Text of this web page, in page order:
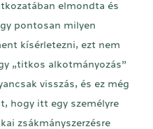
elmondta és
pontosan milyen
kísérletezni, ezt nem
„titkos alkotmányozás”
visszás, és ez még
hogy itt egy személyre
zsákmányszerzésre